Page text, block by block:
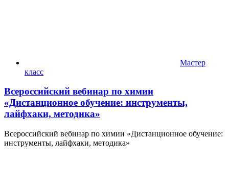
Мастер
класс
Всероссийский вебинар по химии
«Дистанционное обучение: инструменты,
лайфхаки, методика»
Всероссийский вебинар по химии «Дистанционное обучение:
инструменты, лайфхаки, методика»